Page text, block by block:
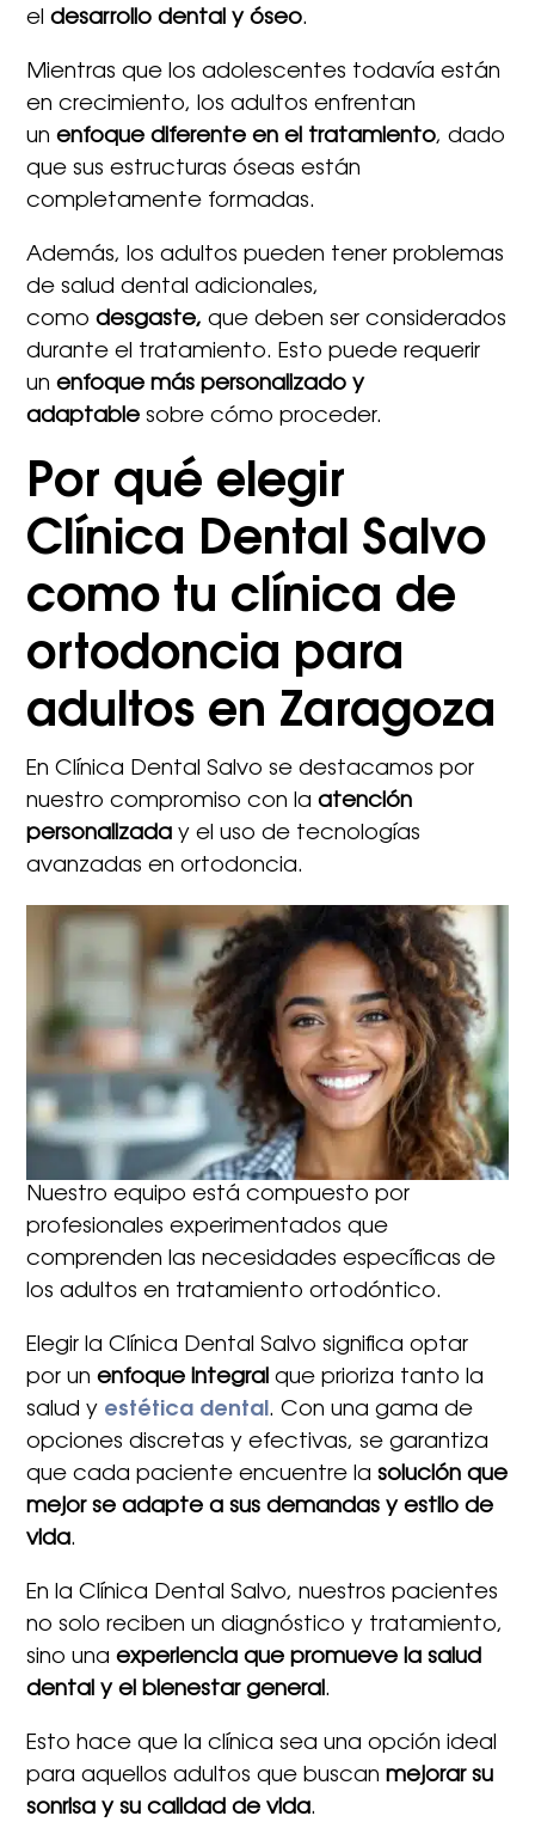
eldesarrollo dental y óseo.
Mientras que los adolescentes todavía están
en crecimiento, los adultos enfrentan
unenfoque diferente en el tratamiento, dado
que sus estructuras óseas están
completamente formadas.
Además, los adultos pueden tener problemas
de salud dental adicionales,
como desgaste, que deben ser considerados
durante el tratamiento. Esto puede requerir
unenfoque más personalizado y
adaptable sobre cómo proceder.
Por qué elegir
Clínica Dental Salvo
como tu clínica de
ortodoncia para
adultos en Zaragoza
En Clínica Dental Salvo se destacamos por
nuestro compromiso con laatención
personalizada y el uso de tecnologías
avanzadas en ortodoncia.
Nuestro equipo está compuesto por
profesionales experimentados que
comprenden las necesidades específicas de
los adultos en tratamiento ortodóntico.
Elegir la Clínica Dental Salvo significa optar
por unenfoque integralque prioriza tanto la
salud y estética dental. Con una gama de
opciones discretas y efectivas, se garantiza
que cada paciente encuentre lasolución que
mejor se adapte a sus demandas y estilo de
vida.
En la Clínica Dental Salvo, nuestros pacientes
no solo reciben un diagnóstico y tratamiento,
sino unaexperiencia que promueve la salud
dental y el bienestar general.
Esto hace que la clínica sea una opción ideal
para aquellos adultos que buscanmejorar su
sonrisa y su calidad de vida.